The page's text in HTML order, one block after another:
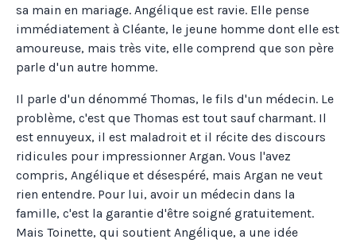
sa main en mariage. Angélique est ravie. Elle pense
immédiatement à Cléante, le jeune homme dont elle est
amoureuse, mais très vite, elle comprend que son père
parle d'un autre homme.
Il parle d'un dénommé Thomas, le fils d'un médecin. Le
problème, c'est que Thomas est tout sauf charmant. Il
est ennuyeux, il est maladroit et il récite des discours
ridicules pour impressionner Argan. Vous l'avez
compris, Angélique et désespéré, mais Argan ne veut
rien entendre. Pour lui, avoir un médecin dans la
famille, c'est la garantie d'être soigné gratuitement.
Mais Toinette, qui soutient Angélique, a une idée